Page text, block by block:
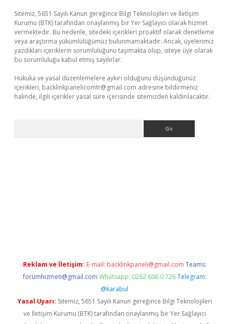
Sitemiz, 5651 Sayılı Kanun gereğince Bilgi Teknolojileri ve İletişim
Kurumu (BTK) tarafından onaylanmış bir Yer Sağlayıcı olarak hizmet
vermektedir. Bu nedenle, sitedeki içerikleri proaktif olarak denetleme
veya araştırma yükümlülüğümüz bulunmamaktadır. Ancak, üyelerimiz
yazdıkları içeriklerin sorumluluğunu taşımakta olup, siteye üye olarak
bu sorumluluğu kabul etmiş sayılırlar.
Hukuka ve yasal düzenlemelere aykırı olduğunu düşündüğünüz
içerikleri, backlinkpanelicomtr@gmail.com adresine bildirmeniz
halinde, ilgili içerikler yasal süre içerisinde sitemizden kaldırılacaktır.
Reklam ve İletişim: E-mail: backlinkpaneli@gmail.com Teams:
forumhizmeti@gmail.com Whatsapp: 0262 606 0 726 Telegram:
@karabul
Yasal Uyarı: Sitemiz, 5651 Sayılı Kanun gereğince Bilgi Teknolojileri
ve İletişim Kurumu (BTK) tarafından onaylanmış bir Yer Sağlayıcı